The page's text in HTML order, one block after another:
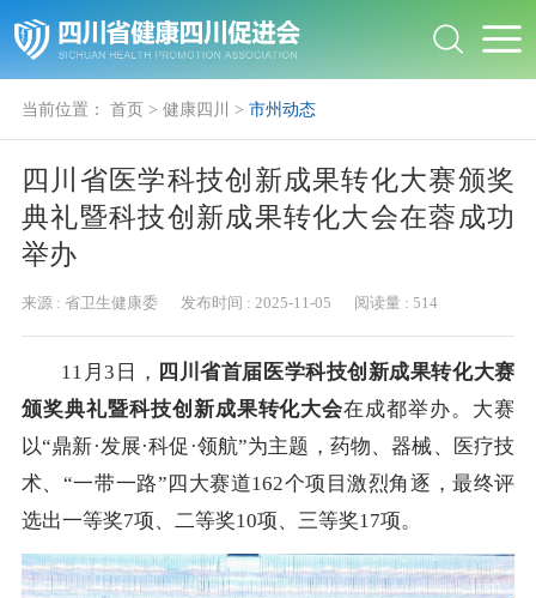
当前位置： 首页 > 健康四川 > 市州动态
四川省医学科技创新成果转化大赛颁奖
典礼暨科技创新成果转化大会在蓉成功
举办
来源 : 省卫生健康委 发布时间 :2025-11-05 阅读量 : 514
11月3日， 四川省首届医学科技创新成果转化大赛
颁奖典礼暨科技创新成果转化大会在成都举办。大赛
以“鼎新·发展·科促·领航”为主题，药物、器械、医疗技
术、“一带一路”四大赛道162个项目激烈角逐，最终评
选出一等奖7项、二等奖10项、三等奖17项。